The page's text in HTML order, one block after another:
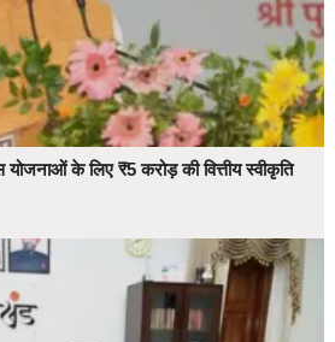
योजनाओं के लिए ₹5 करोड़ की वित्तीय स्वीकृति